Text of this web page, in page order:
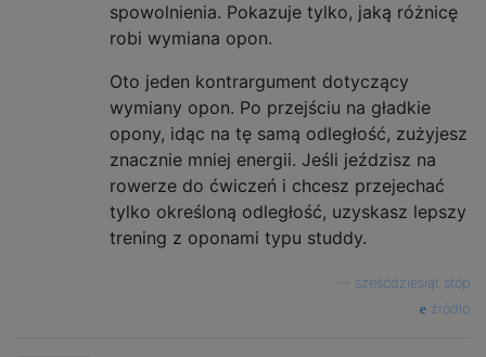
spowolnienia. Pokazuje tylko, jaką różnicę
robi wymiana opon.
Oto jeden kontrargument dotyczący
wymiany opon. Po przejściu na gładkie
opony, idąc na tę samą odległość, zużyjesz
znacznie mniej energii. Jeśli jeździsz na
rowerze do ćwiczeń i chcesz przejechać
tylko określoną odległość, uzyskasz lepszy
trening z oponami typu studdy.
sześćdziesiąt stóp
źródło